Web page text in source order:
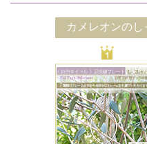
カメレオンの